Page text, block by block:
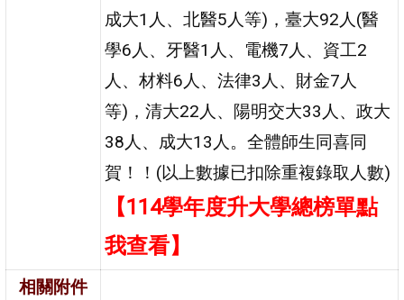
成大1人、北醫5人等)，臺大92人(醫
學6人、牙醫1人、電機7人、資工2
人、材料6人、法律3人、財金7人
等)，清大22人、陽明交大33人、政大
38人、成大13人。全體師生同喜同
賀！！(以上數據已扣除重複錄取人數)
【114學年度升大學總榜單點
我查看】
相關附件